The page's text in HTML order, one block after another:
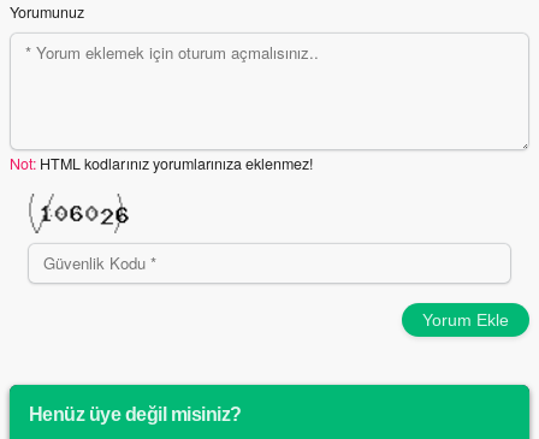
Yorumunuz
Not: HTML kodlarınız yorumlarınıza eklenmez!
Yorum Ekle
Henüz üye değil misiniz?